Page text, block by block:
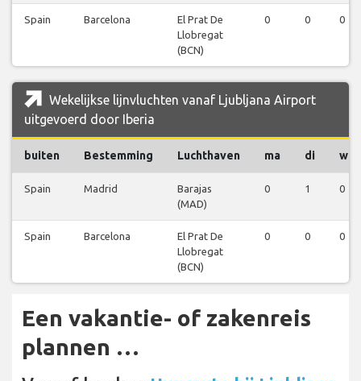
Spain Barcelona
El Prat De
Llobregat
(BCN)
0 0 0
Wekelijkse lijnvluchten vanaf Ljubljana Airport
uitgevoerd door Iberia
buiten Bestemming Luchthaven ma di wo
Spain Madrid
Barajas
(MAD)
0 1 0
Spain Barcelona
El Prat De
Llobregat
(BCN)
0 0 0
Een vakantie- of zakenreis
plannen …